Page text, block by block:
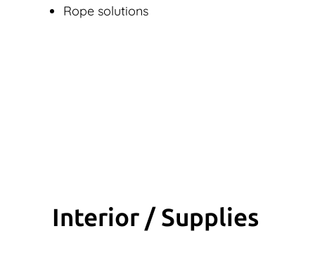
Rope solutions
Interior / Supplies